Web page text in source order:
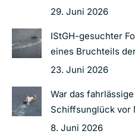
29. Juni 2026
IStGH-gesuchter
eines Bruchteils
23. Juni 2026
War das
Schiffsunglück vor
8. Juni 2026